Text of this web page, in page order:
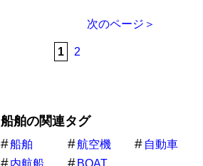
次のページ＞
1 2
船舶の関連タグ
船舶 航空機
自動車